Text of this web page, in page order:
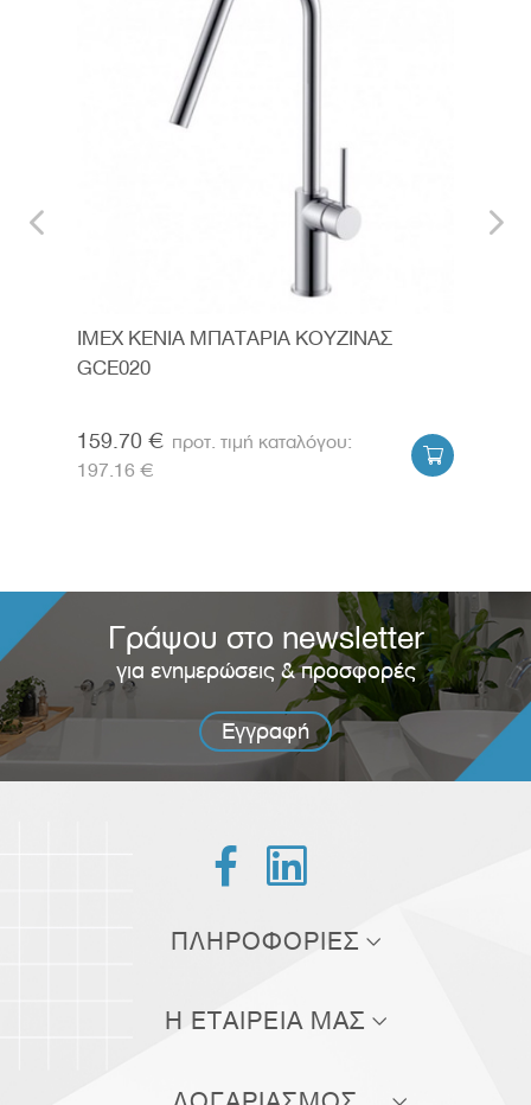
IMEX KENIA ΜΠΑΤΑΡΙΑ ΚΟΥΖΙΝΑΣ
GCE020
159.70 €
197.16 €

Γράψου στο newsletter
για ενημερώσεις & προσφορές
Εγγραφή
 
ΠΛΗΡΟΦΟΡΙΕΣ
Η ΕΤΑΙΡΕΙΑ ΜΑΣ